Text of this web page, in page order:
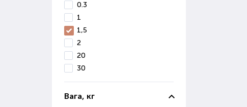
0.3
1
1,5
2
20
30
Вага, кг